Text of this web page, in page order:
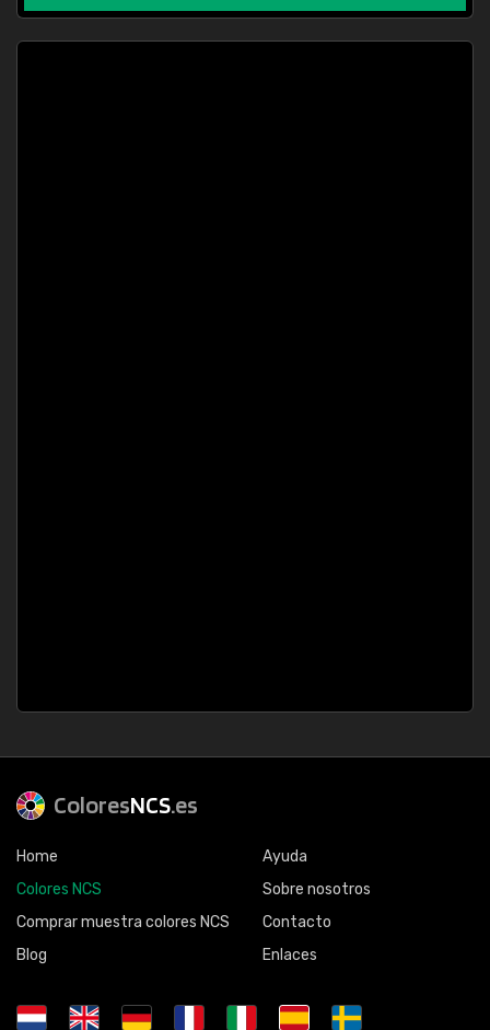
ColoresNCS.es
Home
Colores NCS
Comprar muestra colores NCS
Blog
Ayuda
Sobre nosotros
Contacto
Enlaces